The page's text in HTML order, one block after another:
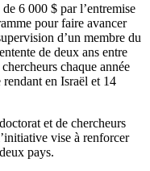
6 000 $ par l’entremise
pour faire avancer
d’un membre du
de deux ans entre
chaque année
en Israël et 14
et de chercheurs
vise à renforcer
pays.